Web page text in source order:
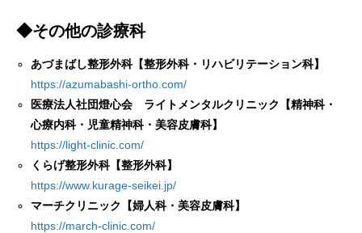
◆その他の診療科
あづまばし整形外科【整形外科・リハビリテーション科】
https://azumabashi-ortho.com/
医療法人社団燈心会 ライトメンタルクリニック【精神科・
心療内科・児童精神科・美容皮膚科】
https://light-clinic.com/
くらげ整形外科【整形外科】
https://www.kurage-seikei.jp/
マーチクリニック【婦人科・美容皮膚科】
https://march-clinic.com/